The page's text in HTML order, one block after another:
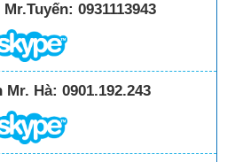
Mr.Tuyến: 0931113943
Mr. Hà: 0901.192.243